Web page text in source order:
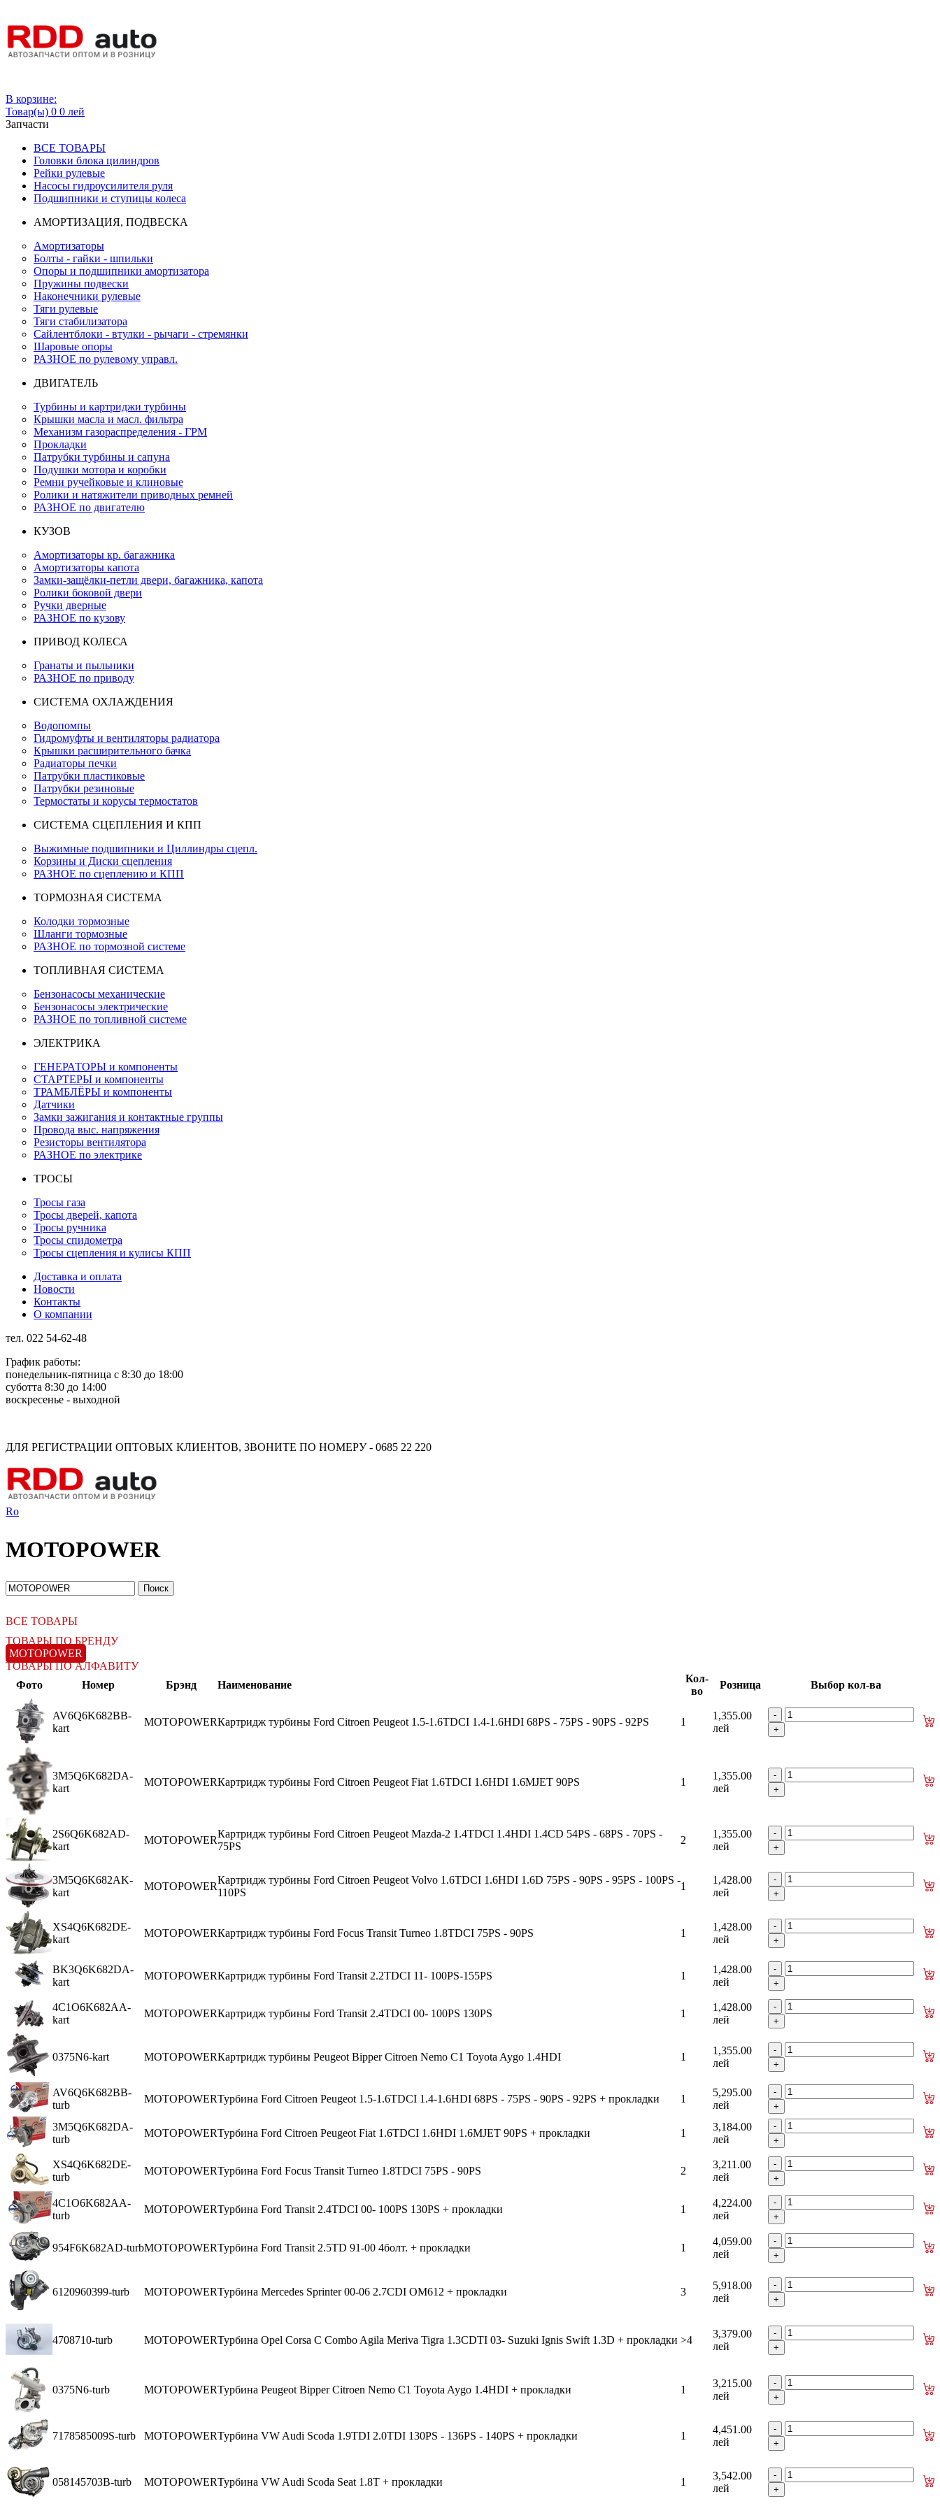
В корзине:
Товар(ы) 0 0 лей
Запчасти
ВСЕ ТОВАРЫ
Головки блока цилиндров
Рейки рулевые
Насосы гидроусилителя руля
Подшипники и ступицы колеса
АМОРТИЗАЦИЯ, ПОДВЕСКА
Амортизаторы
Болты - гайки - шпильки
Опоры и подшипники амортизатора
Пружины подвески
Наконечники рулевые
Тяги рулевые
Тяги стабилизатора
Сайлентблоки - втулки - рычаги - стремянки
Шаровые опоры
РАЗНОЕ по рулевому управл.
ДВИГАТЕЛЬ
Турбины и картриджи турбины
Крышки масла и масл. фильтра
Механизм газораспределения - ГРМ
Прокладки
Патрубки турбины и сапуна
Подушки мотора и коробки
Ремни ручейковые и клиновые
Ролики и натяжители приводных ремней
РАЗНОЕ по двигателю
КУЗОВ
Амортизаторы кр. багажника
Амортизаторы капота
Замки-защёлки-петли двери, багажника, капота
Ролики боковой двери
Ручки дверные
РАЗНОЕ по кузову
ПРИВОД КОЛЕСА
Гранаты и пыльники
РАЗНОЕ по приводу
СИСТЕМА ОХЛАЖДЕНИЯ
Водопомпы
Гидромуфты и вентиляторы радиатора
Крышки расширительного бачка
Радиаторы печки
Патрубки пластиковые
Патрубки резиновые
Термостаты и корусы термостатов
СИСТЕМА СЦЕПЛЕНИЯ И КПП
Выжимные подшипники и Циллиндры сцепл.
Корзины и Диски сцепления
РАЗНОЕ по сцеплению и КПП
ТОРМОЗНАЯ СИСТЕМА
Колодки тормозные
Шланги тормозные
РАЗНОЕ по тормозной системе
ТОПЛИВНАЯ СИСТЕМА
Бензонасосы механические
Бензонасосы электрические
РАЗНОЕ по топливной системе
ЭЛЕКТРИКА
ГЕНЕРАТОРЫ и компоненты
СТАРТЕРЫ и компоненты
ТРАМБЛЁРЫ и компоненты
Датчики
Замки зажигания и контактные группы
Провода выс. напряжения
Резисторы вентилятора
РАЗНОЕ по электрике
ТРОСЫ
Тросы газа
Тросы дверей, капота
Тросы ручника
Тросы спидометра
Тросы сцепления и кулисы КПП
Доставка и оплата
Новости
Контакты
О компании
тел. 022 54-62-48
График работы:
понедельник-пятница с 8:30 до 18:00
суботта 8:30 до 14:00
воскресенье - выходной
ДЛЯ РЕГИСТРАЦИИ ОПТОВЫХ КЛИЕНТОВ, ЗВОНИТЕ ПО НОМЕРУ - 0685 22 220
Ro
MOTOPOWER
ВСЕ ТОВАРЫ
ТОВАРЫ ПО БРЕНДУ
MOTOPOWER
ТОВАРЫ ПО АЛФАВИТУ
Фото
Номер Брэнд Наименование
Кол-
во
Розница Выбор кол-ва
AV6Q6K682BB-
kart
MOTOPOWERКартридж турбины Ford Citroen Peugeot 1.5-1.6TDCI 1.4-1.6HDI 68PS - 75PS - 90PS - 92PS 1
1,355.00
лей
3M5Q6K682DA-
kart
MOTOPOWERКартридж турбины Ford Citroen Peugeot Fiat 1.6TDCI 1.6HDI 1.6MJET 90PS 1
1,355.00
лей
2S6Q6K682AD-
kart
MOTOPOWER
Картридж турбины Ford Citroen Peugeot Mazda-2 1.4TDCI 1.4HDI 1.4CD 54PS - 68PS - 70PS -
75PS
2
1,355.00
лей
3M5Q6K682AK-
kart
MOTOPOWER
Картридж турбины Ford Citroen Peugeot Volvo 1.6TDCI 1.6HDI 1.6D 75PS - 90PS - 95PS - 100PS -
110PS
1
1,428.00
лей
XS4Q6K682DE-
kart
MOTOPOWERКартридж турбины Ford Focus Transit Turneo 1.8TDCI 75PS - 90PS 1
1,428.00
лей
BK3Q6K682DA-
kart
MOTOPOWERКартридж турбины Ford Transit 2.2TDCI 11- 100PS-155PS 1
1,428.00
лей
4C1O6K682AA-
kart
MOTOPOWERКартридж турбины Ford Transit 2.4TDCI 00- 100PS 130PS 1
1,428.00
лей
0375N6-kart MOTOPOWERКартридж турбины Peugeot Bipper Citroen Nemo C1 Toyota Aygo 1.4HDI 1
1,355.00
лей
AV6Q6K682BB-
turb
MOTOPOWERТурбина Ford Citroen Peugeot 1.5-1.6TDCI 1.4-1.6HDI 68PS - 75PS - 90PS - 92PS + прокладки 1
5,295.00
лей
3M5Q6K682DA-
turb
MOTOPOWERТурбина Ford Citroen Peugeot Fiat 1.6TDCI 1.6HDI 1.6MJET 90PS + прокладки 1
3,184.00
лей
XS4Q6K682DE-
turb
MOTOPOWERТурбина Ford Focus Transit Turneo 1.8TDCI 75PS - 90PS 2
3,211.00
лей
4C1O6K682AA-
turb
MOTOPOWERТурбина Ford Transit 2.4TDCI 00- 100PS 130PS + прокладки 1
4,224.00
лей
954F6K682AD-turbMOTOPOWERТурбина Ford Transit 2.5TD 91-00 4болт. + прокладки 1
4,059.00
лей
6120960399-turb MOTOPOWERТурбина Mercedes Sprinter 00-06 2.7CDI OM612 + прокладки 3
5,918.00
лей
4708710-turb MOTOPOWERТурбина Opel Corsa C Combo Agila Meriva Tigra 1.3CDTI 03- Suzuki Ignis Swift 1.3D + прокладки >4
3,379.00
лей
0375N6-turb MOTOPOWERТурбина Peugeot Bipper Citroen Nemo C1 Toyota Aygo 1.4HDI + прокладки 1
3,215.00
лей
7178585009S-turb MOTOPOWERТурбина VW Audi Scoda 1.9TDI 2.0TDI 130PS - 136PS - 140PS + прокладки 1
4,451.00
лей
058145703B-turb MOTOPOWERТурбина VW Audi Scoda Seat 1.8T + прокладки 1
3,542.00
лей